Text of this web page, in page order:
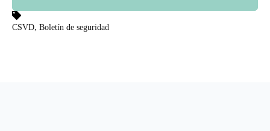
CSVD, Boletín de seguridad